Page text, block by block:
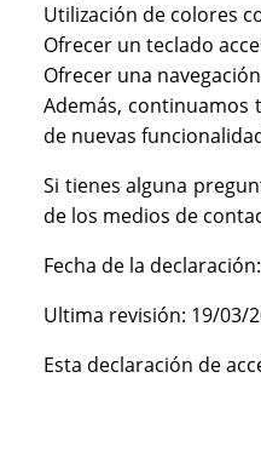
Utilización de colores
Ofrecer un teclado
Ofrecer una
Además, continuamos
de nuevas
Si tienes alguna
de los medios de
Fecha de la
Ultima revisión: 19/03/
Esta declaración de